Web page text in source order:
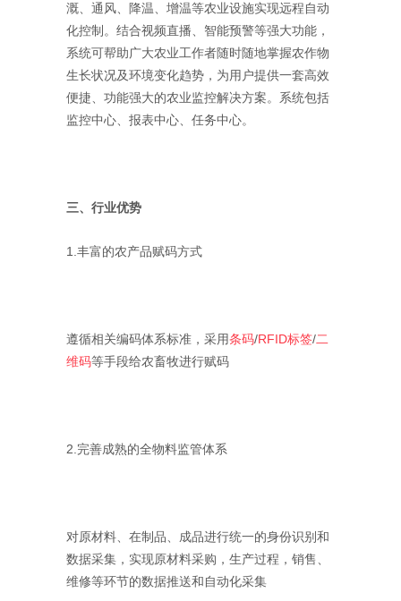
溉、通风、降温、增温等农业设施实现远程自动
化控制。结合视频直播、智能预警等强大功能，
系统可帮助广大农业工作者随时随地掌握农作物
生长状况及环境变化趋势，为用户提供一套高效
便捷、功能强大的农业监控解决方案。系统包括
监控中心、报表中心、任务中心。
三、行业优势
1.丰富的农产品赋码方式
遵循相关编码体系标准，采用条码/RFID标签/二
维码等手段给农畜牧进行赋码
2.完善成熟的全物料监管体系
对原材料、在制品、成品进行统一的身份识别和
数据采集，实现原材料采购，生产过程，销售、
维修等环节的数据推送和自动化采集